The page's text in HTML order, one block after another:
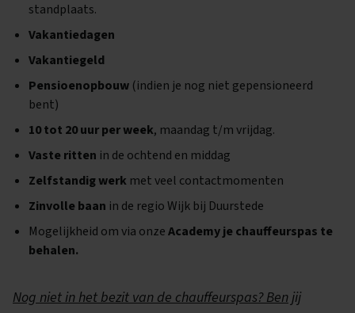
standplaats.
Vakantiedagen
Vakantiegeld
Pensioenopbouw (indien je nog niet gepensioneerd
bent)
10 tot 20 uur per week, maandag t/m vrijdag.
Vaste ritten in de ochtend en middag
Zelfstandig werk met veel contactmomenten
Zinvolle baan in de regio Wijk bij Duurstede
Mogelijkheid om via onzeAcademy je chauffeurspas te
behalen.
Nog niet in het bezit van de chauffeurspas? Ben jij